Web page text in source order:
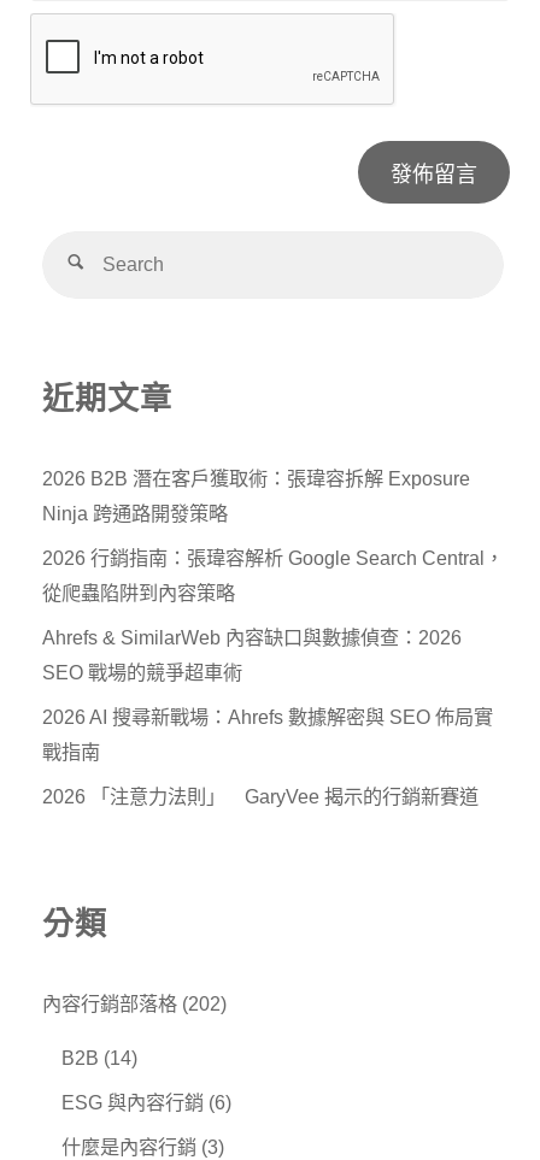
近期文章
2026 B2B 潛在客戶獲取術：張瑋容拆解 Exposure
Ninja 跨通路開發策略
2026 行銷指南：張瑋容解析 Google Search Central，
從爬蟲陷阱到內容策略
Ahrefs & SimilarWeb 內容缺口與數據偵查：2026
SEO 戰場的競爭超車術
2026 AI 搜尋新戰場：Ahrefs 數據解密與 SEO 佈局實
戰指南
2026 「注意力法則」 GaryVee 揭示的行銷新賽道
分類
內容行銷部落格 (202)
B2B (14)
ESG 與內容行銷 (6)
什麼是內容行銷 (3)